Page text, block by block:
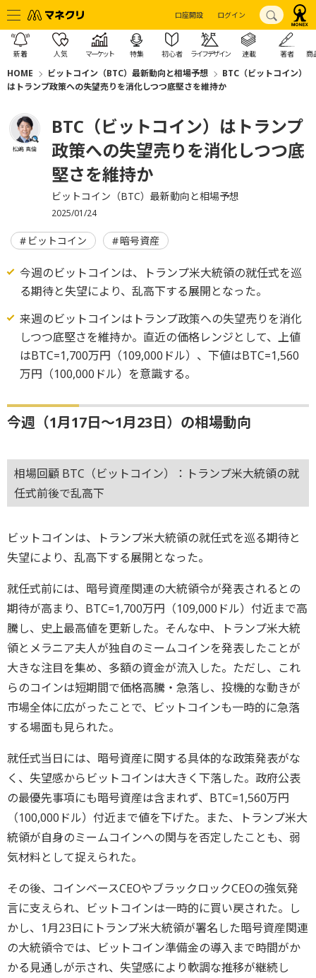
口座開設 ログイン
新着 人気 マーケット 特集 初心者 ライフデザイン 連載 著者 商
HOME ビットコイン（BTC）最新動向と相場予想
BTC（ビットコイン）
はトランプ政策への失望売りを消化しつつ底堅さを維持か
松嶋 真倫
BTC（ビットコイン）はトランプ
政策への失望売りを消化しつつ底
堅さを維持か
ビットコイン（BTC）最新動向と相場予想
2025/01/24
ビットコイン 暗号資産
今週のビットコインは、トランプ米大統領の就任式を巡
る期待と失望により、乱高下する展開となった。
来週のビットコインはトランプ政策への失望売りを消化
しつつ底堅さを維持か。直近の価格レンジとして、上値
はBTC=1,700万円（109,000ドル）、下値はBTC=1,560
万円（100,000ドル）を意識する。
今週（1月17日～1月23日）の相場動向
相場回顧 BTC（ビットコイン）：トランプ米大統領の就
任式前後で乱高下
ビットコインは、トランプ米大統領の就任式を巡る期待と
失望により、乱高下する展開となった。
就任式前には、暗号資産関連の大統領令が発表されるとの
期待が高まり、BTC=1,700万円（109,000ドル）付近まで高
騰し、史上最高値を更新した。そんな中、トランプ米大統
領とメラニア夫人が独自のミームコインを発表したことが
大きな注目を集め、多額の資金が流入した。ただし、これ
らのコインは短期間で価格高騰・急落し、投機的な動きが
市場全体に広がったことで、ビットコインも一時的に急落
する場面も見られた。
就任式当日には、暗号資産に関する具体的な政策発表がな
く、失望感からビットコインは大きく下落した。政府公表
の最優先事項にも暗号資産は含まれず、BTC=1,560万円
（100,000ドル）付近まで値を下げた。また、トランプ米大
統領が自身のミームコインへの関与を否定したことも、弱
気材料として捉えられた。
その後、コインベースCEOやブラックロックCEOの強気発
言に支えられ、ビットコインは一時的に買い戻された。し
かし、1月23日にトランプ米大統領が署名した暗号資産関連
の大統領令では、ビットコイン準備金の導入まで時間がか
かる見通しが示され、失望感により軟調な推移が継続し